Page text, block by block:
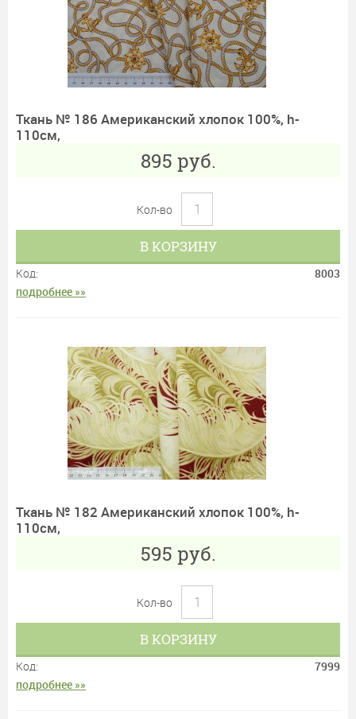
Ткань № 186 Американский хлопок 100%, h-
110см,
895 руб.
Кол-во
В КОРЗИНУ
Код:
8003
подробнее »»
Ткань № 182 Американский хлопок 100%, h-
110см,
595 руб.
Кол-во
В КОРЗИНУ
Код:
7999
подробнее »»